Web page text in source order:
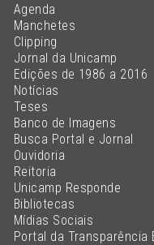
Agenda
Manchetes
Clipping
Jornal da Unicamp
Edições de 1986 a 2016
Notícias
Teses
Banco de Imagens
Busca Portal e Jornal
Ouvidoria
Reitoria
Unicamp Responde
Bibliotecas
Mídias Sociais
Portal da Transparência